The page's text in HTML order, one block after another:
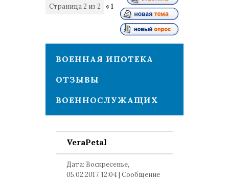
Страница2 из 2 « 1
ВОЕННАЯ ИПОТЕКА
ОТЗЫВЫ
ВОЕННОСЛУЖАЩИХ
VeraPetal
Дата: Воскресенье,
05.02.2017, 12:04 | Сообщение